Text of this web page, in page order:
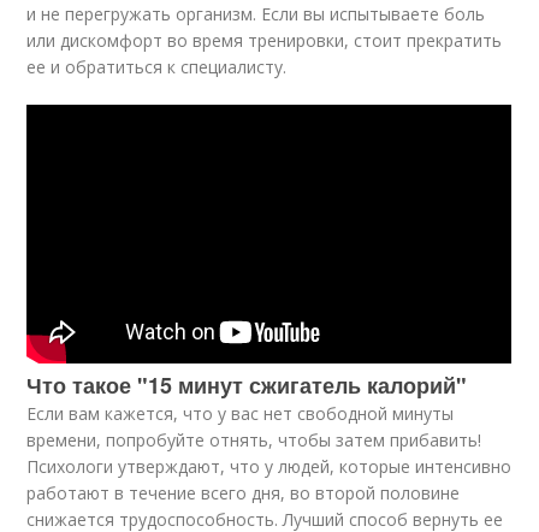
и не перегружать организм. Если вы испытываете боль
или дискомфорт во время тренировки, стоит прекратить
ее и обратиться к специалисту.
Что такое "15 минут сжигатель калорий"
Если вам кажется, что у вас нет свободной минуты
времени, попробуйте отнять, чтобы затем прибавить!
Психологи утверждают, что у людей, которые интенсивно
работают в течение всего дня, во второй половине
снижается трудоспособность. Лучший способ вернуть ее